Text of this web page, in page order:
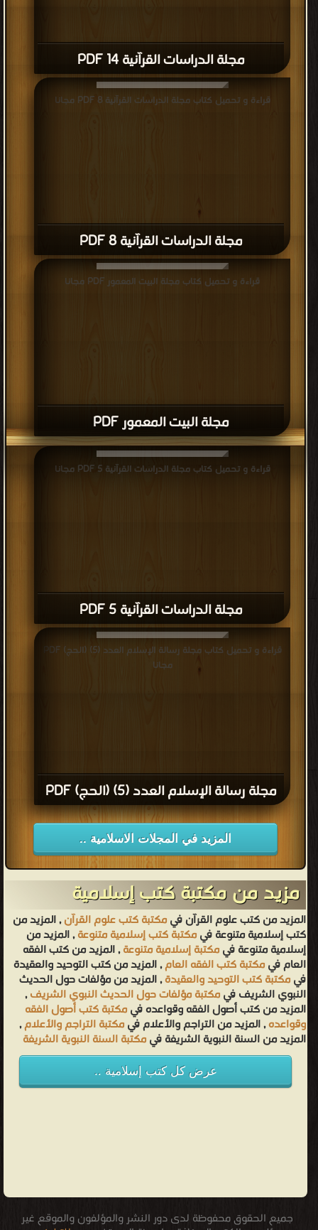
مجلة الدراسات القرآنية 14 PDF
مجلة الدراسات القرآنية 8 PDF
قراءة و تحميل كتاب مجلة الدراسات القرآنية 8 PDF مجانا
مجلة البيت المعمور PDF
قراءة و تحميل كتاب مجلة البيت المعمور PDF مجانا
مجلة الدراسات القرآنية 5 PDF
قراءة و تحميل كتاب مجلة الدراسات القرآنية 5 PDF مجانا
مجلة رسالة الإسلام العدد (5) (الحج) PDF
قراءة و تحميل كتاب مجلة رسالة الإسلام العدد (5) (الحج) PDF
مجانا
المزيد في المجلات الاسلامية ..
مزيد من مكتبة كتب إسلامية
المزيد من كتب علوم القرآن فيمكتبة كتب علوم القرآن, المزيد من
كتب إسلامية متنوعة فيمكتبة كتب إسلامية متنوعة, المزيد من
إسلامية متنوعة فيمكتبة إسلامية متنوعة, المزيد من كتب الفقه
العام فيمكتبة كتب الفقه العام, المزيد من كتب التوحيد والعقيدة
فيمكتبة كتب التوحيد والعقيدة, المزيد من مؤلفات حول الحديث
النبوي الشريف فيمكتبة مؤلفات حول الحديث النبوي الشريف,
المزيد من كتب أصول الفقه وقواعده فيمكتبة كتب أصول الفقه
وقواعده, المزيد من التراجم والأعلام فيمكتبة التراجم والأعلام,
المزيد من السنة النبوية الشريفة فيمكتبة السنة النبوية الشريفة
عرض كل كتب إسلامية ..
جميع الحقوق محفوظة لدى دور النشر والمؤلفون والموقع غير